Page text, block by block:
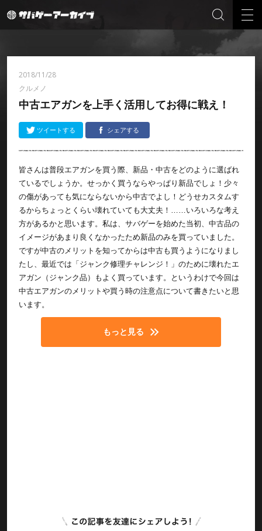
2018/11/28
クルメノ
中古エアガンを上手く活用してお得に戦え！
ツイートする シェアする
皆さんは普段エアガンを買う際、新品・中古をどのように選ばれ
ているでしょうか。せっかく買うならやっぱり新品でしょ！少々
の傷があっても気にならないから中古でよし！どうせカスタムす
るからちょっとくらい壊れていても大丈夫！……いろいろな考え
方があるかと思います。私は、サバゲーを始めた当初、中古品の
イメージがあまり良くなかったため新品のみを買っていました。
ですが中古のメリットを知ってからは中古も買うようになりまし
たし、最近では「ジャンク修理チャレンジ！」のために壊れたエ
アガン（ジャンク品）もよく買っています。というわけで今回は
中古エアガンのメリットや買う時の注意点について書きたいと思
います。
もっと見る